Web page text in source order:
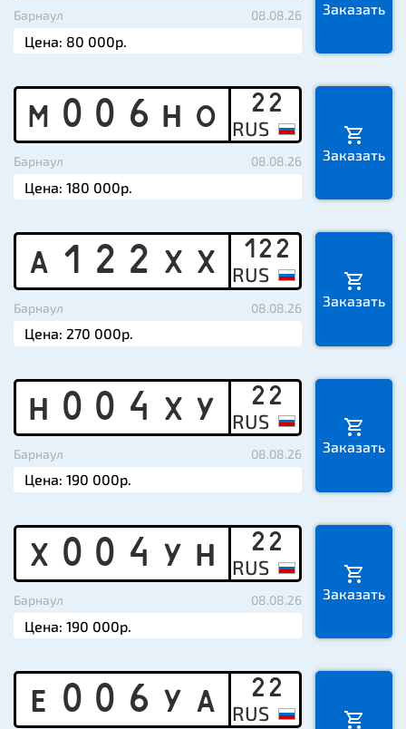
Барнаул 08.08.26 Заказать
M 0 0 6 H O 22
Барнаул 08.08.26 Заказать
A 1 2 2 X X 122
Барнаул 08.08.26 Заказать
H 0 0 4 X Y 22
Барнаул 08.08.26 Заказать
X 0 0 4 Y H 22
Барнаул 08.08.26 Заказать
E 0 0 6 Y A 22